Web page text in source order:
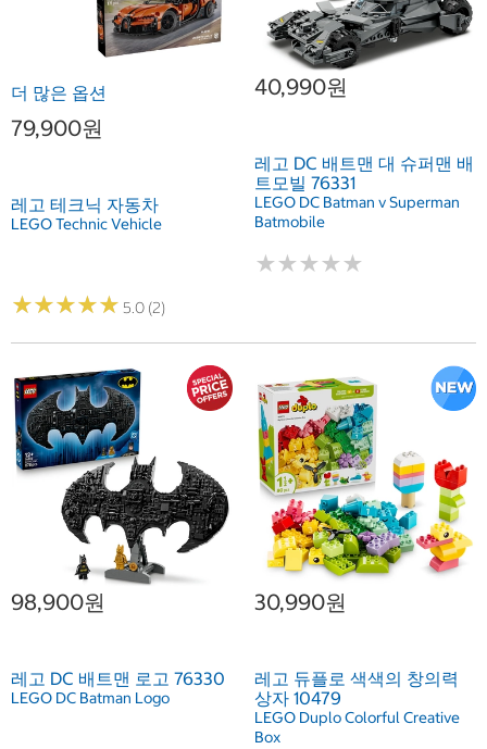
더 많은 옵션
79,900원
레고 테크닉 자동차
LEGO Technic Vehicle
★★★★★
★★★★★ 5.0 (2)
40,990원
레고 DC 배트맨 대 슈퍼맨 배
트모빌 76331
LEGO DC Batman v Superman
Batmobile
★★★★★
★★★★★
98,900원
레고 DC 배트맨 로고 76330
LEGO DC Batman Logo
30,990원
레고 듀플로 색색의 창의력
상자 10479
LEGO Duplo Colorful Creative
Box